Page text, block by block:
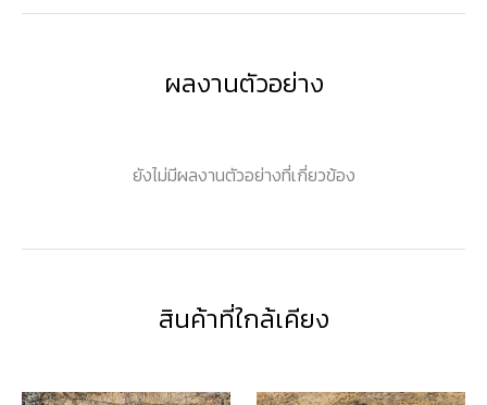
ผลงานตัวอย่าง
ยังไม่มีผลงานตัวอย่างที่เกี่ยวข้อง
สินค้าที่ใกล้เคียง